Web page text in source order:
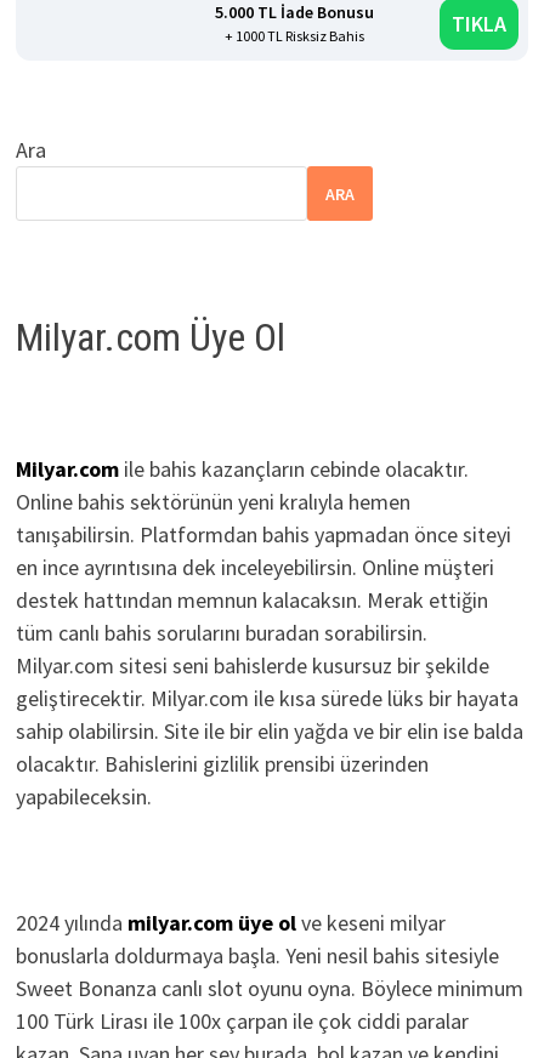
5.000 TL İade Bonusu
+ 1000 TL Risksiz Bahis TIKLA
Ara
ARA
Milyar.com Üye Ol
Milyar.comile bahis kazançların cebinde olacaktır.
Online bahis sektörünün yeni kralıyla hemen
tanışabilirsin. Platformdan bahis yapmadan önce siteyi
en ince ayrıntısına dek inceleyebilirsin. Online müşteri
destek hattından memnun kalacaksın. Merak ettiğin
tüm canlı bahis sorularını buradan sorabilirsin.
Milyar.com sitesi seni bahislerde kusursuz bir şekilde
geliştirecektir. Milyar.com ile kısa sürede lüks bir hayata
sahip olabilirsin. Site ile bir elin yağda ve bir elin ise balda
olacaktır. Bahislerini gizlilik prensibi üzerinden
yapabileceksin.
2024 yılında milyar.com üye olve keseni milyar
bonuslarla doldurmaya başla. Yeni nesil bahis sitesiyle
Sweet Bonanza canlı slot oyunu oyna. Böylece minimum
100 Türk Lirası ile 100x çarpan ile çok ciddi paralar